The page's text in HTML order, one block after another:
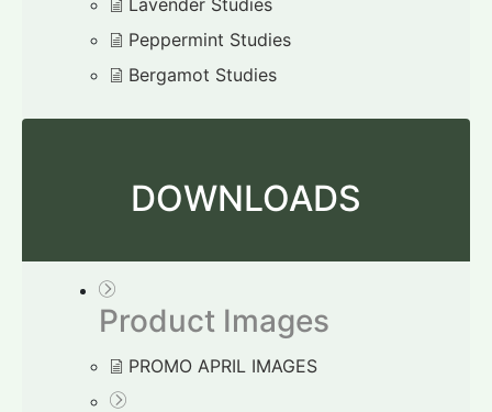
Lavender Studies
Peppermint Studies
Bergamot Studies
DOWNLOADS
Product Images
PROMO APRIL IMAGES